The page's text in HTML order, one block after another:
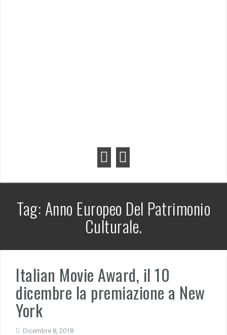
Tag: Anno Europeo Del Patrimonio
Culturale.
Italian Movie Award, il 10
dicembre la premiazione a New
York
Dicembre 8, 2018